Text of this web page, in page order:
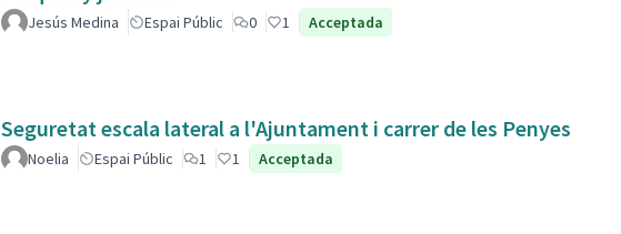
Jesús Medina Espai Públic 0 1 Acceptada
Seguretat escala lateral a l'Ajuntament i carrer de les Penyes
Noelia Espai Públic 1 1 Acceptada